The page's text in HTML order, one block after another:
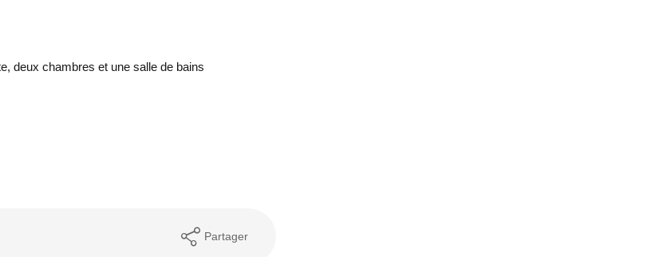
deux chambres et une salle de bains
Partager